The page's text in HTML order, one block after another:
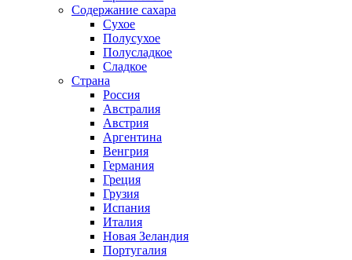
Содержание сахара
Сухое
Полусухое
Полусладкое
Сладкое
Страна
Россия
Австралия
Австрия
Аргентина
Венгрия
Германия
Греция
Грузия
Испания
Италия
Новая Зеландия
Португалия